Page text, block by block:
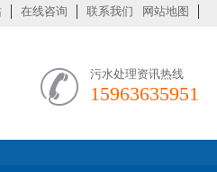
在线咨询 联系我们 网站地图
污水处理资讯热线
15963635951